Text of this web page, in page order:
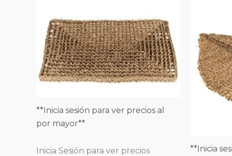
**Inicia sesión para ver precios al
por mayor**
Inicia Sesión para ver precios
**Inicia